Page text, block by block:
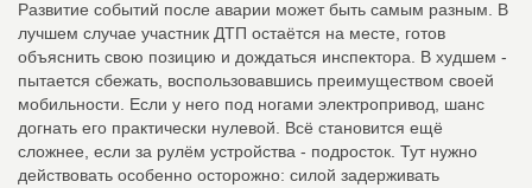
Развитие событий после аварии может быть самым разным. В
лучшем случае участник ДТП остаётся на месте, готов
объяснить свою позицию и дождаться инспектора. В худшем -
пытается сбежать, воспользовавшись преимуществом своей
мобильности. Если у него под ногами электропривод, шанс
догнать его практически нулевой. Всё становится ещё
сложнее, если за рулём устройства - подросток. Тут нужно
действовать особенно осторожно: силой задерживать